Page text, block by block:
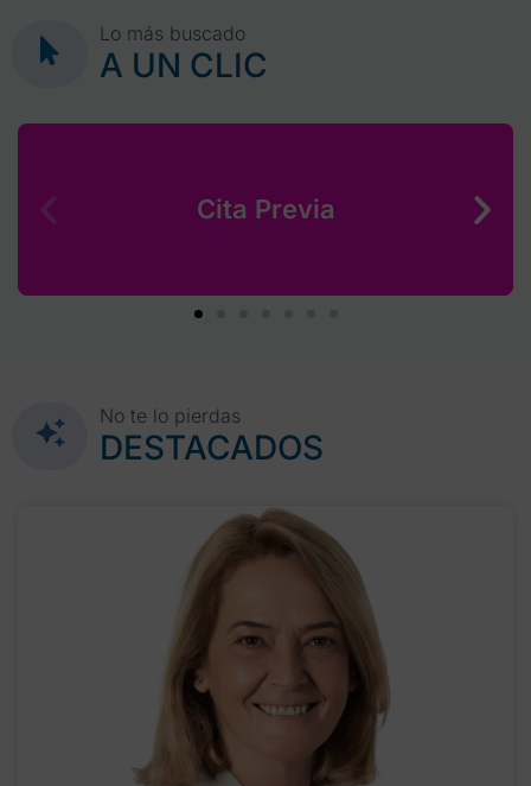
Lo más buscado
A UN CLIC
Cita Previa
No te lo pierdas
DESTACADOS